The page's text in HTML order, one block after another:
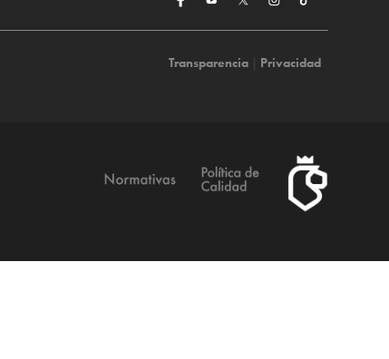
Transparencia| Privacidad